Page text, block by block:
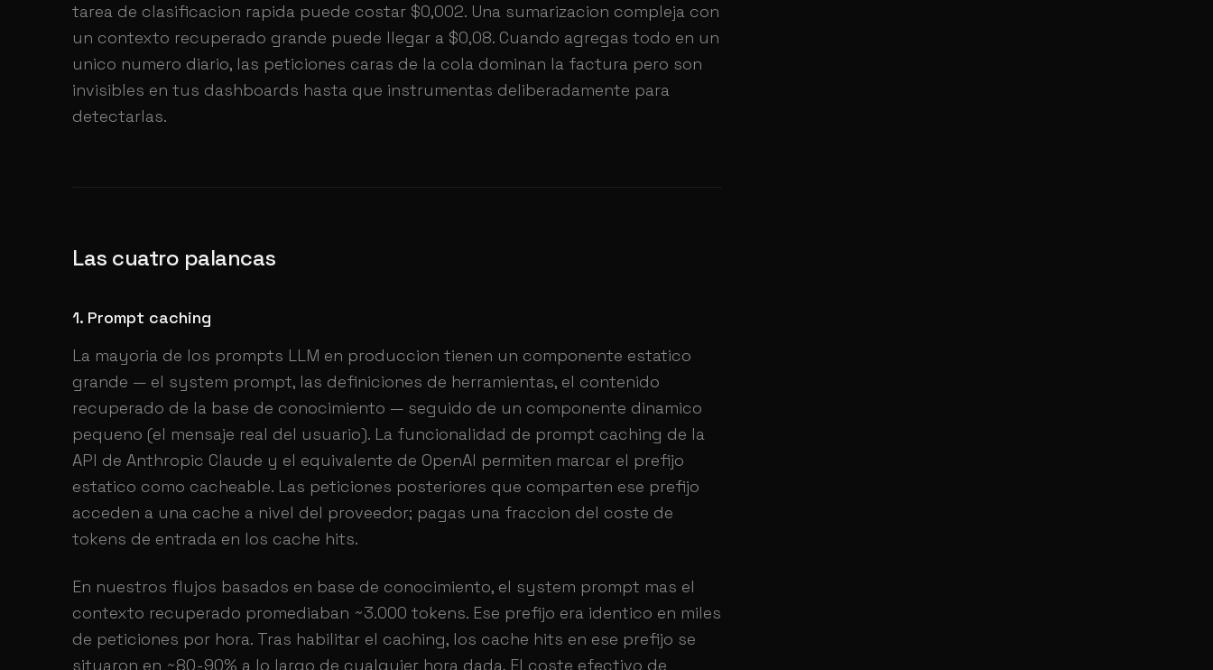
tarea de clasificacion rapida puede costar $0,002. Una sumarizacion compleja con
un contexto recuperado grande puede llegar a $0,08. Cuando agregas todo en un
unico numero diario, las peticiones caras de la cola dominan la factura pero son
invisibles en tus dashboards hasta que instrumentas deliberadamente para
detectarlas.
Las cuatro palancas
1. Prompt caching
La mayoria de los prompts LLM en produccion tienen un componente estatico
grande — el system prompt, las definiciones de herramientas, el contenido
recuperado de la base de conocimiento — seguido de un componente dinamico
pequeno (el mensaje real del usuario). La funcionalidad de prompt caching de la
API de Anthropic Claude y el equivalente de OpenAI permiten marcar el prefijo
estatico como cacheable. Las peticiones posteriores que comparten ese prefijo
acceden a una cache a nivel del proveedor; pagas una fraccion del coste de
tokens de entrada en los cache hits.
En nuestros flujos basados en base de conocimiento, el system prompt mas el
contexto recuperado promediaban ~3.000 tokens. Ese prefijo era identico en miles
de peticiones por hora. Tras habilitar el caching, los cache hits en ese prefijo se
situaron en ~80-90% a lo largo de cualquier hora dada. El coste efectivo de